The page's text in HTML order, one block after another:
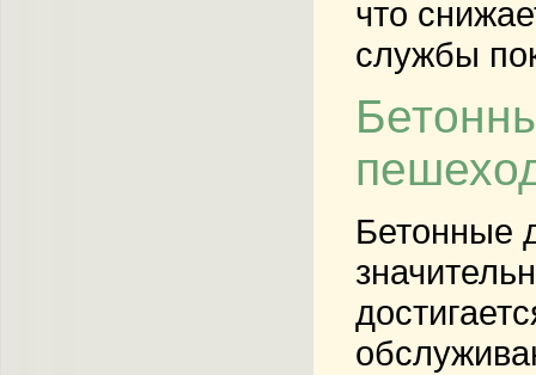
что
службы
Бетонные